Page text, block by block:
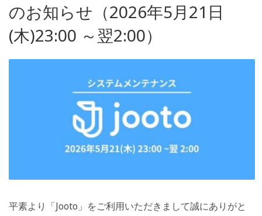
のお知らせ（2026年5月21日
(木)23:00 ～翌2:00）
平素より「Jooto」をご利用いただきまして誠にありがと